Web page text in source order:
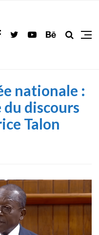
nationale :
discours
Talon